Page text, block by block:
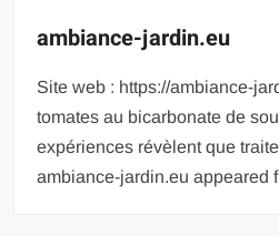
ambiance-jardin.eu
Site web : https://ambiance-
tomates au bicarbonate de
expériences révèlent que
ambiance-jardin.eu appeared